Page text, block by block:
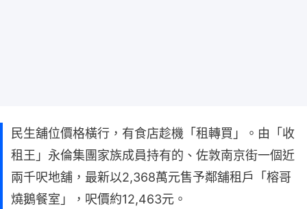
民生舖位價格橫行，有食店趁機「租轉買」。由「收
租王」永倫集團家族成員持有的、佐敦南京街一個近
兩千呎地舖，最新以2,368萬元售予鄰舖租戶「榕哥
燒鵝餐室」，呎價約12,463元。